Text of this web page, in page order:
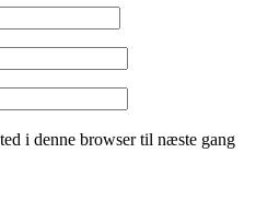
i denne browser til næste gang